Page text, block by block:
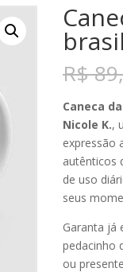
R$
Caneca
Nicole K.,
expressão
autênticos
de uso
seus
Garanta já
pedacinho
ou